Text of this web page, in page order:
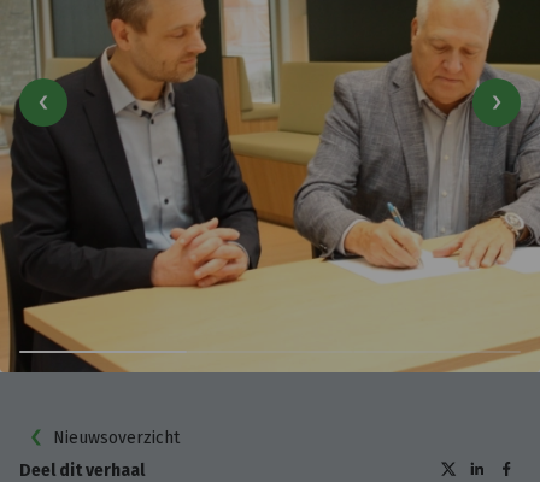
Nieuwsoverzicht
Deel dit verhaal